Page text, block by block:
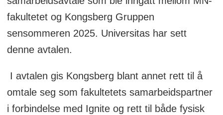
fakultetet og Kongsberg Gruppen
sensommeren 2025. Universitas har sett
denne avtalen.
I avtalen gis Kongsberg blant annet rett til å
omtale seg som fakultetets samarbeidspartner
i forbindelse med Ignite og rett til både fysisk